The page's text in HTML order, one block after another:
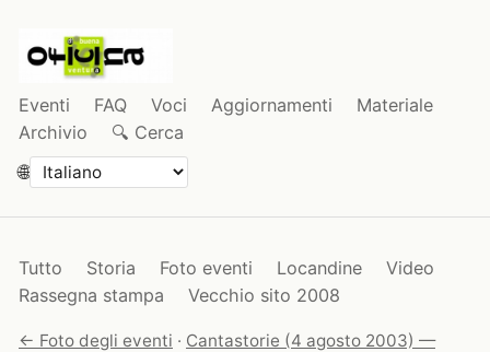
Eventi FAQ Voci Aggiornamenti
Materiale
Archivio
🔍 Cerca
🌐
Tutto Storia Foto eventi Locandine
Video
Rassegna stampa
Vecchio sito 2008
← Foto degli eventi · Cantastorie (4 agosto 2003) —